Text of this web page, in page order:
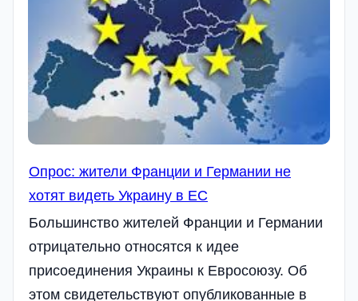
Опрос: жители Франции и Германии не
хотят видеть Украину в ЕС
Большинство жителей Франции и Германии
отрицательно относятся к идее
присоединения Украины к Евросоюзу. Об
этом свидетельствуют опубликованные в